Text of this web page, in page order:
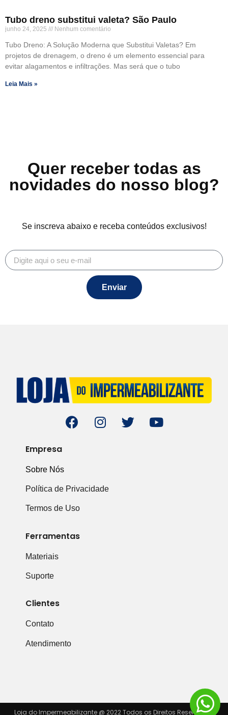
Tubo dreno substitui valeta? São Paulo
junho 24, 2025 Nenhum comentário
Tubo Dreno: A Solução Moderna que Substitui Valetas? Em
projetos de drenagem, o dreno é um elemento essencial para
evitar alagamentos e infiltrações. Mas será que o tubo
Leia Mais »
Quer receber todas as
novidades do nosso blog?
Se inscreva abaixo e receba conteúdos exclusivos!
Enviar
Empresa
Sobre Nós
Política de Privacidade
Termos de Uso
Ferramentas
Materiais
Suporte
Clientes
Contato
Atendimento
Loja do Impermeabilizante @ 2022 Todos os Direitos Reservados